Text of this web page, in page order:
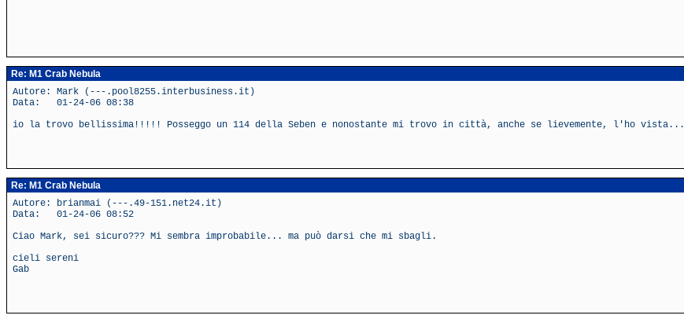
Re: M1 Crab Nebula
Autore: Mark (---.pool8255.interbusiness.it)
Data: 01-24-06 08:38
io la trovo bellissima!!!!! Posseggo un 114 della Seben e nonostante mi trovo in città, anche se lievemente, l'ho vista...
Re: M1 Crab Nebula
Autore: brianmai (---.49-151.net24.it)
Data: 01-24-06 08:52
Ciao Mark, sei sicuro??? Mi sembra improbabile... ma può darsi che mi sbagli.
cieli sereni
Gab